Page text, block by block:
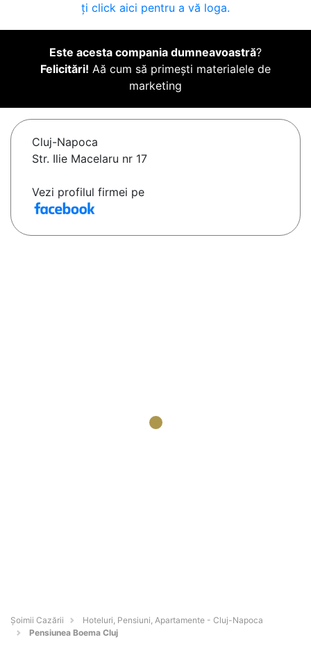
ți click aici pentru a vă loga.
Este acesta compania dumneavoastră?
Felicitări! Aă cum să primești materialele de
marketing
Cluj-Napoca
Str. Ilie Macelaru nr 17
Vezi profilul firmei pe
Șoimii Cazării
Hoteluri, Pensiuni, Apartamente - Cluj-Napoca
Pensiunea Boema Cluj